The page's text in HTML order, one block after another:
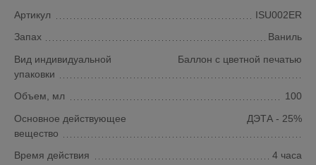
Артикул
ISU002ER
Запах
Ваниль
Вид индивидуальной
упаковки
Баллон с цветной печатью
Объем, мл
100
Основное действующее
вещество
ДЭТА - 25%
Время действия 4 часа